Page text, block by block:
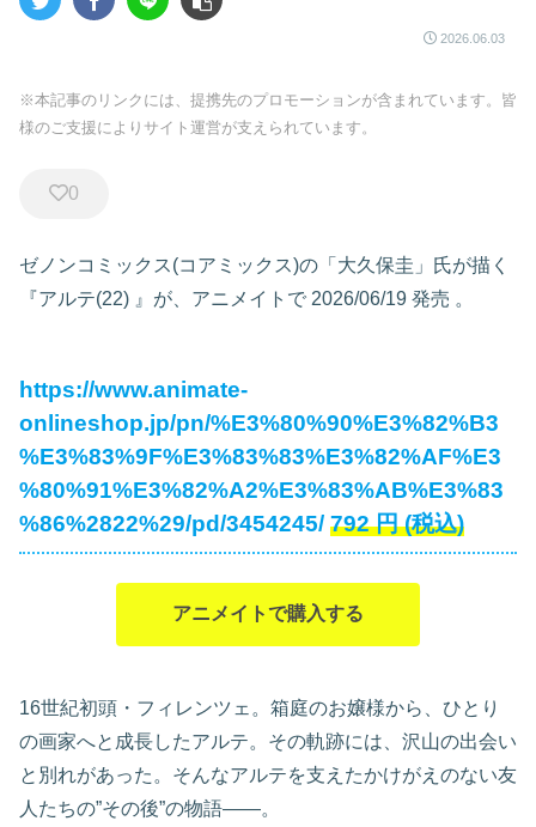
2026.06.03
※本記事のリンクには、提携先のプロモーションが含まれています。皆
様のご支援によりサイト運営が支えられています。
0
ゼノンコミックス(コアミックス)の「大久保圭」氏が描く
『アルテ(22) 』が、アニメイトで 2026/06/19 発売 。
https://www.animate-
onlineshop.jp/pn/%E3%80%90%E3%82%B3
%E3%83%9F%E3%83%83%E3%82%AF%E3
%80%91%E3%82%A2%E3%83%AB%E3%83
%86%2822%29/pd/3454245/ 792 円 (税込)
アニメイトで購入する
16世紀初頭・フィレンツェ。箱庭のお嬢様から、ひとり
の画家へと成長したアルテ。その軌跡には、沢山の出会い
と別れがあった。そんなアルテを支えたかけがえのない友
人たちの”その後”の物語――。